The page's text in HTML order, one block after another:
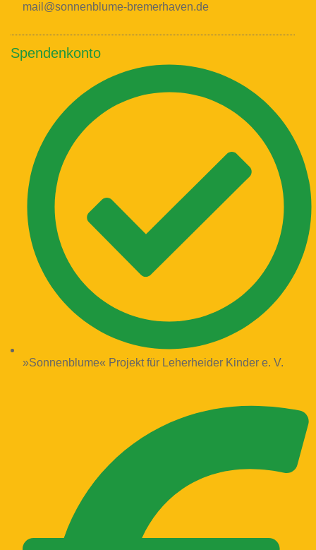
mail@sonnenblume-bremerhaven.de
Spendenkonto
»Sonnenblume« Projekt für Leherheider Kinder e. V.